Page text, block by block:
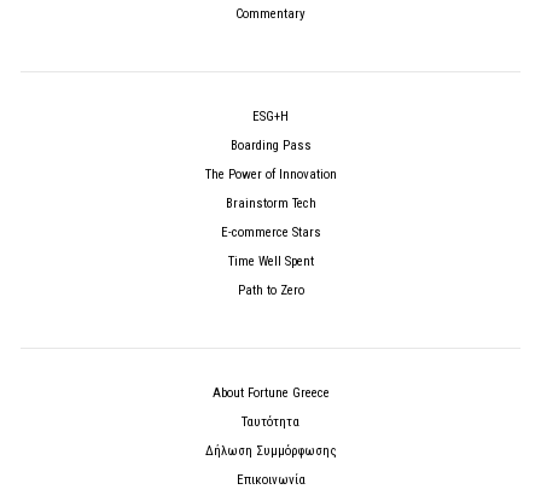
Commentary
ESG+H
Boarding Pass
The Power of Innovation
Brainstorm Tech
E-commerce Stars
Time Well Spent
Path to Zero
About Fortune Greece
Ταυτότητα
Δήλωση Συμμόρφωσης
Επικοινωνία